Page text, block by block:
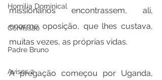
Homilia Dominical
Confissão
Padre Bruno
Avisos 2
missionários encontrassem, ali,
enorme oposição, que lhes custava,
muitas vezes, as próprias vidas.
A pregação começou por Uganda,